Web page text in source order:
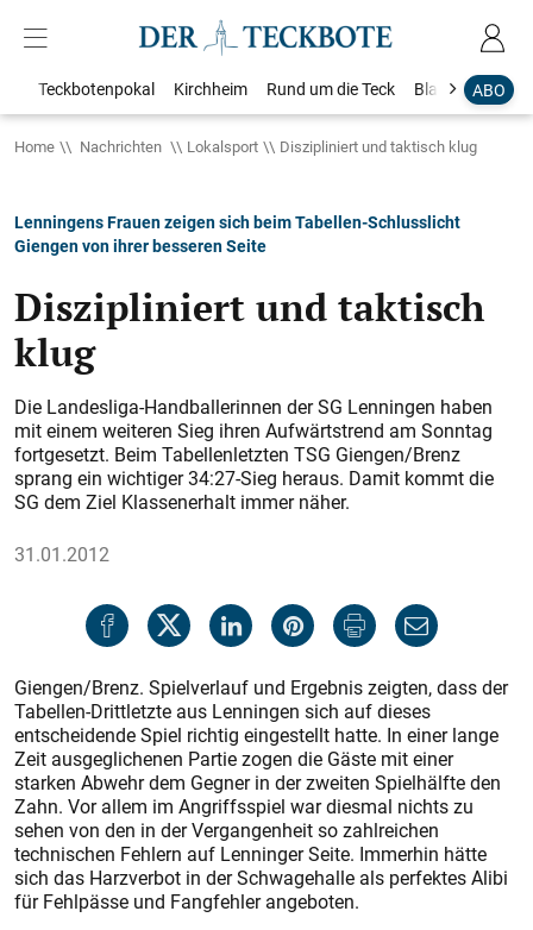
ABO
Teckbotenpokal Kirchheim Rund um die Teck Blaulicht
Home Nachrichten Lokalsport Diszipliniert und taktisch klug
Lenningens Frauen zeigen sich beim Tabellen-Schlusslicht
Giengen von ihrer besseren Seite
Diszipliniert und taktisch
klug
Die Landesliga-Handballerinnen der SG Lenningen haben
mit einem weiteren Sieg ihren Aufwärtstrend am Sonntag
fortgesetzt. Beim Tabellenletzten TSG Giengen/Brenz
sprang ein wichtiger 34:27-Sieg heraus. Damit kommt die
SG dem Ziel Klassenerhalt immer näher.
31.01.2012
Giengen/Brenz. Spielverlauf und Ergebnis zeigten, dass der
Tabellen-Drittletzte aus Lenningen sich auf dieses
entscheidende Spiel richtig eingestellt hatte. In einer lange
Zeit ausgeglichenen Partie zogen die Gäste mit einer
starken Abwehr dem Gegner in der zweiten Spielhälfte den
Zahn. Vor allem im Angriffsspiel war diesmal nichts zu
sehen von den in der Vergangenheit so zahlreichen
technischen Fehlern auf Len­ninger Seite. Immerhin hätte
sich das Harzverbot in der Schwagehalle als perfektes Alibi
für Fehlpässe und Fangfehler angeboten.